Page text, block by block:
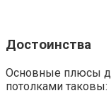
Достоинства
Основные плюсы
потолками таковы: